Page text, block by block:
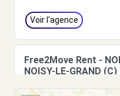
Voir l'agence
Free2Move Rent -
NOISY-LE-GRAND (C)
46 AVENUE EMILE